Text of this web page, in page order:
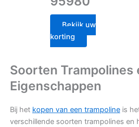
Bekijk uw
korting
Soorten Trampolines
Eigenschappen
Bij het kopen van een trampoline is
verschillende soorten trampolines en